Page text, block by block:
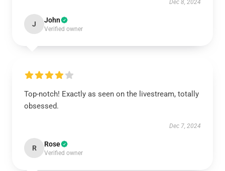
Dec 8, 2024
J John
Verified owner
Top-notch! Exactly as seen on the livestream, totally
obsessed.
Dec 7, 2024
R Rose
Verified owner